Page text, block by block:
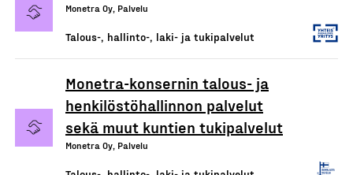
Monetra Oy, Palvelu
Talous-, hallinto-, laki- ja tukipalvelut
Monetra-konsernin talous- ja
henkilöstöhallinnon palvelut
sekä muut kuntien tukipalvelut
Monetra Oy, Palvelu